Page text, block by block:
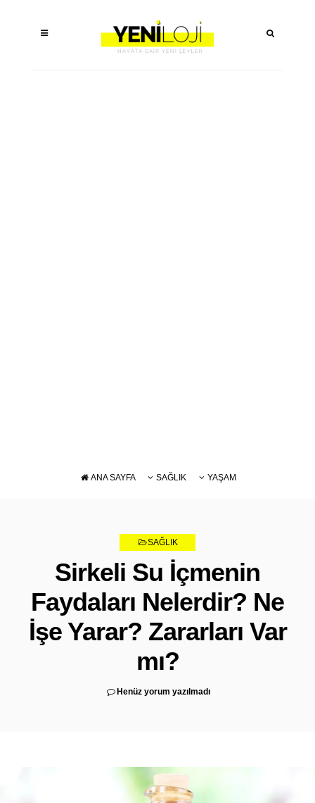
ANA SAYFA SAĞLIK YAŞAM
ZAYIFLAMA
SAĞLIK
Sirkeli Su İçmenin
Faydaları Nelerdir? Ne
İşe Yarar? Zararları Var
mı?
Henüz yorum yazılmadı